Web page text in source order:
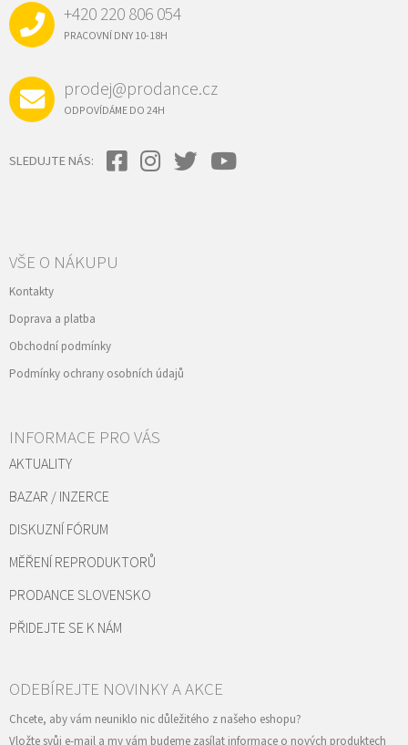
+420 220 806 054
PRACOVNÍ DNY 10-18H
prodej@prodance.cz
ODPOVÍDÁME DO 24H
SLEDUJTE NÁS:
VŠE O NÁKUPU
Kontakty
Doprava a platba
Obchodní podmínky
Podmínky ochrany osobních údajů
INFORMACE PRO VÁS
AKTUALITY
BAZAR / INZERCE
DISKUZNÍ FÓRUM
MĚŘENÍ REPRODUKTORŮ
PRODANCE SLOVENSKO
PŘIDEJTE SE K NÁM
Vložte svůj e-mail a my vám budeme zasílat informace o nových produktech